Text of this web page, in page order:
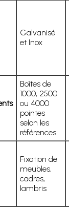
Galvanisé
et Inox
Boîtes de
1000, 2500
ou 4000
pointes
selon les
références
Fixation de
meubles,
cadres,
lambris